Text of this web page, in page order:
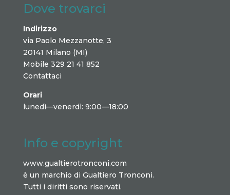
Dove trovarci
Indirizzo
via Paolo Mezzanotte, 3
20141 Milano (MI)
Mobile 329 21 41 852
Contattaci
Orari
lunedì—venerdì: 9:00—18:00
Info e copyright
www.gualtierotronconi.com
è un marchio di Gualtiero Tronconi.
Tutti i diritti sono riservati.